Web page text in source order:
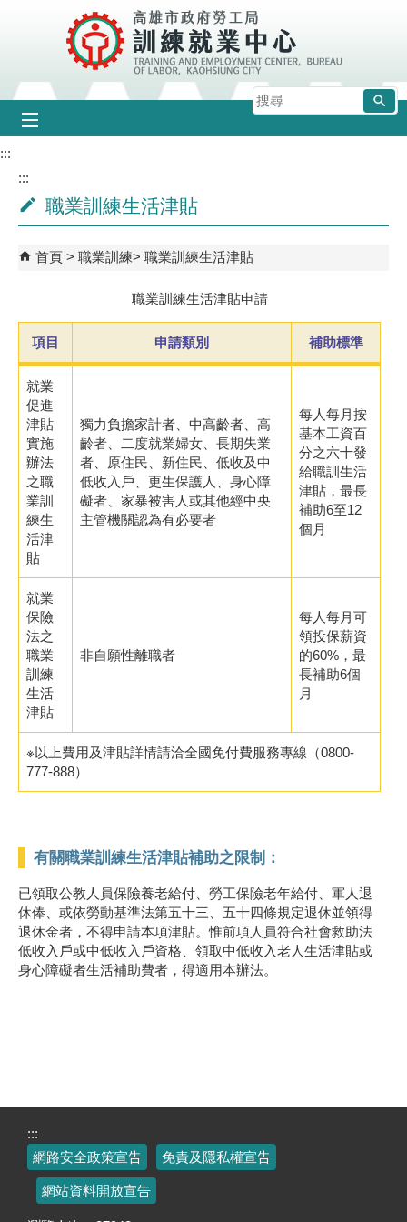
跳到主要內容區塊
搜
尋
:::
:::
職業訓練生活津貼
首頁 職業訓練 職業訓練生活津貼
職業訓練生活津貼申請
項目 申請類別 補助標準
就業
促進
津貼
實施
辦法
之職
業訓
練生
活津
貼
獨力負擔家計者、中高齡者、高
齡者、二度就業婦女、長期失業
者、原住民、新住民、低收及中
低收入戶、更生保護人、身心障
礙者、家暴被害人或其他經中央
主管機關認為有必要者
每人每月按
基本工資百
分之六十發
給職訓生活
津貼，最長
補助6至12
個月
就業
保險
法之
職業
訓練
生活
津貼
非自願性離職者
每人每月可
領投保薪資
的60%，最
長補助6個
月
※以上費用及津貼詳情請洽全國免付費服務專線（0800-
777-888）
有關職業訓練生活津貼補助之限制：
已領取公教人員保險養老給付、勞工保險老年給付、軍人退
休俸、或依勞動基準法第五十三、五十四條規定退休並領得
退休金者，不得申請本項津貼。惟前項人員符合社會救助法
低收入戶或中低收入戶資格、領取中低收入老人生活津貼或
身心障礙者生活補助費者，得適用本辦法。
:::
網路安全政策宣告
免責及隱私權宣告
網站資料開放宣告